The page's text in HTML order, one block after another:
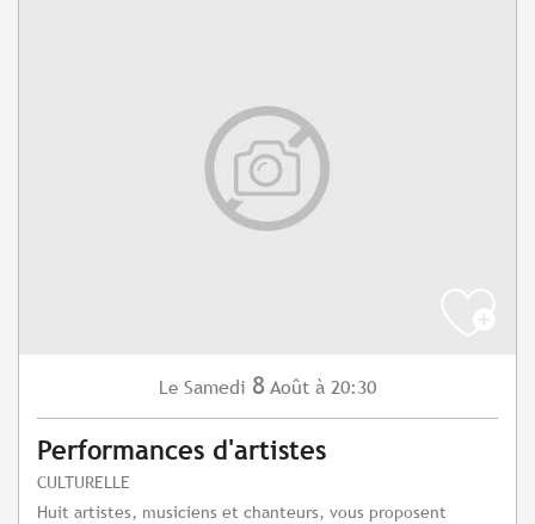
Le Samedi 8 Août à 20:30
Performances d'artistes
CULTURELLE
Huit artistes, musiciens et chanteurs, vous proposent